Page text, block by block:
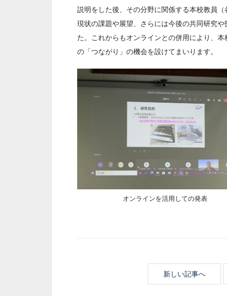
説明をした後、その分野に関係する本校教員
現状の課題や展望、さらには今後の共同研究
た。これからもオンラインとの併用により、
の「つながり」の機会を設けてまいります。
オンラインを活用しての発表
新しい記事へ